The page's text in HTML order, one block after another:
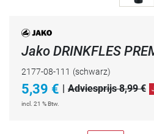
Jako DRINKFLES
2177-08-111 (schwarz)
5,39 € Adviesprijs 8,99 €
incl. 21 % Btw.